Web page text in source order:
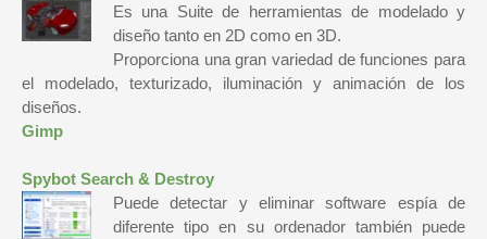
Es una Suite de herramientas de modelado y
diseño tanto en 2D como en 3D.
Proporciona una gran variedad de funciones para
el modelado, texturizado, iluminación y animación de los
diseños.
Gimp
Spybot Search & Destroy
Puede detectar y eliminar software espía de
diferente tipo en su ordenador también puede